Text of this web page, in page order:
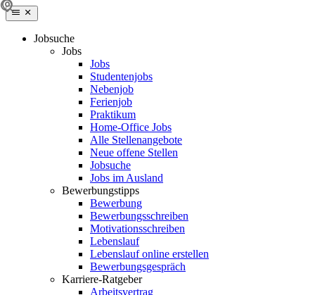
Jobsuche
Jobs
Jobs
Studentenjobs
Nebenjob
Ferienjob
Praktikum
Home-Office Jobs
Alle Stellenangebote
Neue offene Stellen
Jobsuche
Jobs im Ausland
Bewerbungstipps
Bewerbung
Bewerbungsschreiben
Motivationsschreiben
Lebenslauf
Lebenslauf online erstellen
Bewerbungsgespräch
Karriere-Ratgeber
Arbeitsvertrag